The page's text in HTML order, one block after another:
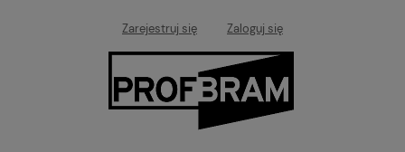
Zarejestruj się Zaloguj się